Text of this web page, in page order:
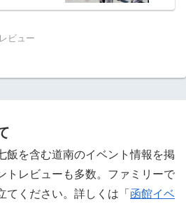
ビュー
飯を含む道南のイベント情報を掲
トレビューも多数。ファミリーで
てください。詳しくは「 函館イベ